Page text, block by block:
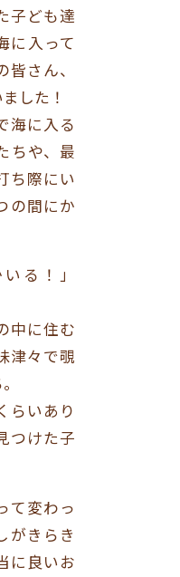
子ども達
に入って
さん、
した！
海に入る
ちや、最
ち際にい
の間にか
る！」
中に住む
津々で覗
らいあり
つけた子
て変わっ
がきらき
に良いお